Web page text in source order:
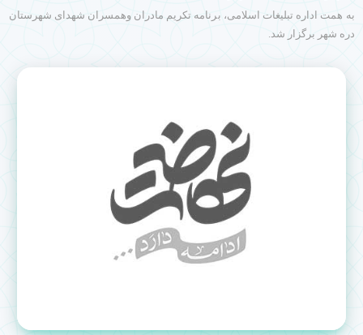
به همت اداره تبلیغات اسلامی، برنامه تکریم مادران وهمسران شهدای شهرستان
دره شهر برگزار شد.